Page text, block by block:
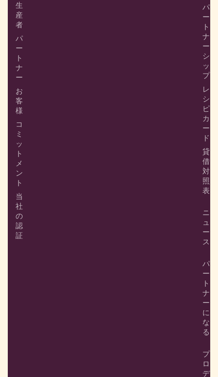
生
産
者
パ
ー
ト
ナ
ー
お
客
様
コ
ミ
ッ
ト
メ
ン
ト
当
社
の
認
証
パ
ー
ト
ナ
ー
シ
ッ
プ
レ
シ
ピ
カ
ー
ド
貸
借
対
照
表
ニ
ュ
ー
ス
パ
ー
ト
ナ
ー
に
な
る
プ
ロ
デ